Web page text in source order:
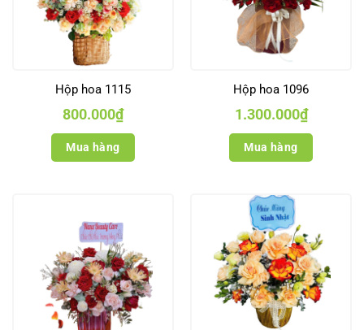
Hộp hoa 1115
800.000₫
Mua hàng
Hộp hoa 1096
1.300.000₫
Mua hàng